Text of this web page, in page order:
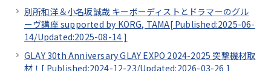
別所和洋＆小名坂誠哉 キーボーディストとドラマーのグル
ーヴ講座 supported by KORG, TAMA[ Published:2025-06-
14/Updated:2025-08-14 ]
GLAY 30th Anniversary GLAY EXPO 2024-2025 突撃機材取
材！[ Published:2024-12-23/Updated:2026-03-26 ]